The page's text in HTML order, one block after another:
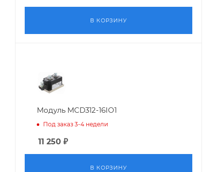
В КОРЗИНУ
Модуль MCD312-16IO1
Под заказ 3-4 недели
11 250 ₽
В КОРЗИНУ